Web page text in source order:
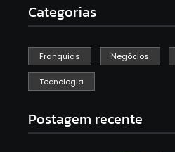
Categorias
Franquias Negócios
Tecnologia
Postagem recente